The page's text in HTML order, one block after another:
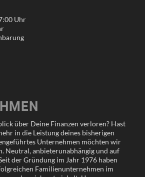
Uhr
über Deine Finanzen verloren? Hast
in die Leistung deines bisherigen
Unternehmen möchten wir
Neutral, anbieterunabhängig und auf
der Gründung im Jahr 1976 haben
Familienunternehmen im